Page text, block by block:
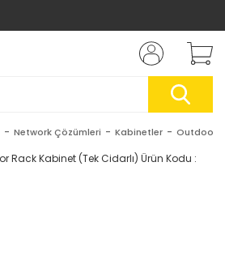
Network Çözümleri Kabinetler Outdoor